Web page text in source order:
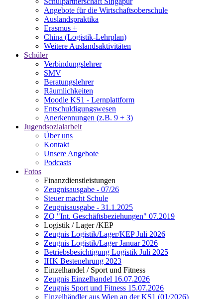
Angebote für die Wirtschaftsoberschule
Auslandspraktika
Erasmus +
China (Logistik-Lehrplan)
Weitere Auslandsaktivitäten
Schüler
Verbindungslehrer
SMV
Beratungslehrer
Räumlichkeiten
Moodle KS1 - Lernplattform
Entschuldigungswesen
Anerkennungen (z.B. 9 + 3)
Jugendsozialarbeit
Über uns
Kontakt
Unsere Angebote
Podcasts
Fotos
Finanzdienstleistungen
Zeugnisausgabe - 07/26
Steuer macht Schule
Zeugnisausgabe - 31.1.2025
ZQ "Int. Geschäftsbeziehungen" 07.2019
Logistik / Lager /KEP
Zeugnis Logistik/Lager/KEP Juli 2026
Zeugnis Logistik/Lager Januar 2026
Betriebsbesichtigung Logistik Juli 2025
IHK Bestenehrung 2023
Einzelhandel / Sport und Fitness
Zeugnis Einzelhandel 16.07.2026
Zeugnis Sport und Fitness 15.07.2026
Einzelhändler aus Wien an der KS1 (01/2026)